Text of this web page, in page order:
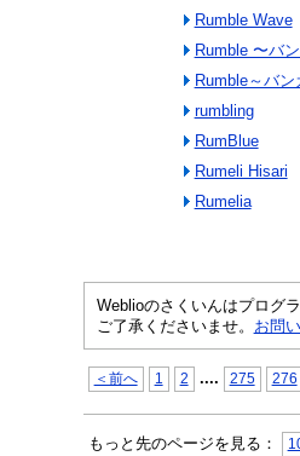
Rumble Wave
Rumble 〜バ
Rumble～バ
rumbling
RumBlue
Rumeli Hisari
Rumelia
Weblioのさくいんはプログ
ご了承くださいませ。 お問
＜前へ 1 2 .... 275 276
もっと先のページを見る：